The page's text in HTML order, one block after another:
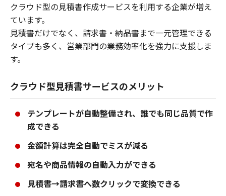
クラウド型の見積書作成サービスを利用する企業が増え
ています。
見積書だけでなく、請求書・納品書まで一元管理できる
タイプも多く、営業部門の業務効率化を強力に支援しま
す。
クラウド型見積書サービスのメリット
テンプレートが自動整備され、誰でも同じ品質で作
成できる
金額計算は完全自動でミスが減る
宛名や商品情報の自動入力ができる
見積書→請求書へ数クリックで変換できる